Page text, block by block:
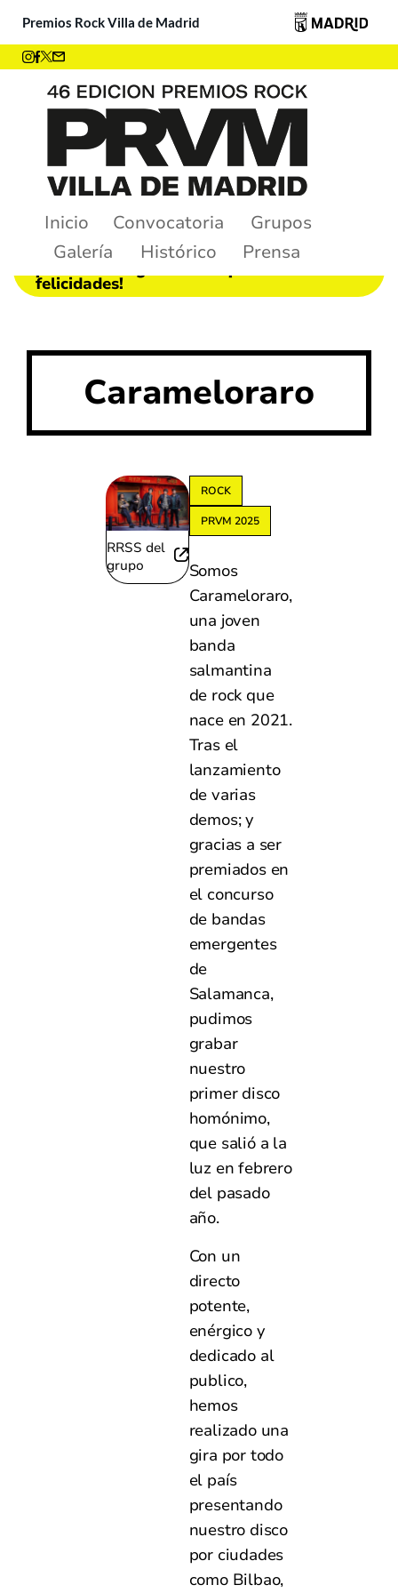
Premios Rock Villa de Madrid
Inicio Convocatoria
Grupos
Galería
Histórico Prensa
felicidades!
Carameloraro
RRSS del
grupo
ROCK
PRVM 2025
Somos
Carameloraro,
una joven
banda
salmantina
de rock que
nace en 2021.
Tras el
lanzamiento
de varias
demos; y
gracias a ser
premiados en
el concurso
de bandas
emergentes
de
Salamanca,
pudimos
grabar
nuestro
primer disco
homónimo,
que salió a la
luz en febrero
del pasado
año.
Con un
directo
potente,
enérgico y
dedicado al
publico,
hemos
realizado una
gira por todo
el país
presentando
nuestro disco
por ciudades
como Bilbao,